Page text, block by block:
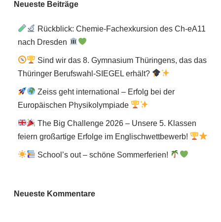
Neueste Beiträge
Rückblick: Chemie-Fachexkursion des Ch-eA11
nach Dresden
Sind wir das 8. Gymnasium Thüringens, das das
Thüringer Berufswahl-SIEGEL erhält?
Zeiss geht international – Erfolg bei der
Europäischen Physikolympiade
The Big Challenge 2026 – Unsere 5. Klassen
feiern großartige Erfolge im Englischwettbewerb!
School’s out – schöne Sommerferien!
Neueste Kommentare